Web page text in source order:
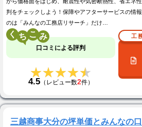
判をチェックしよう！保障やアフターサービスの情
のは「みんなの工務店リサーチ」だけ…
く こ
口コミによる評判
★★★★★
★★★★★
4.5（レビュー数2件）
工
三越商事大分の坪単価とみんなの